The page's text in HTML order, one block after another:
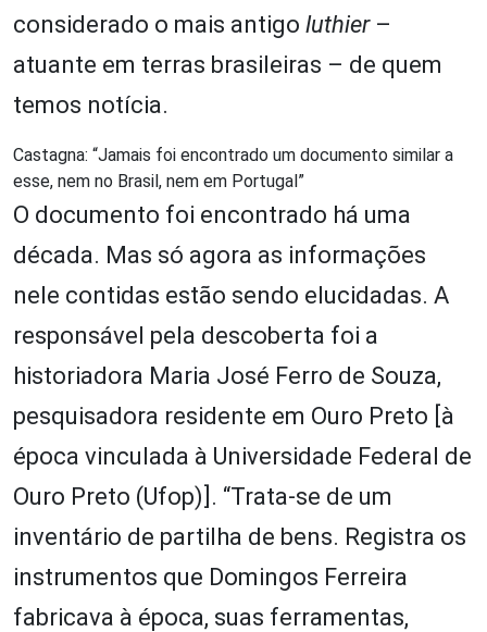
considerado o mais antigo luthier–
atuante em terras brasileiras – de quem
temos notícia.
Castagna: “Jamais foi encontrado um documento similar a
esse, nem no Brasil, nem em Portugal”
O documento foi encontrado há uma
década. Mas só agora as informações
nele contidas estão sendo elucidadas. A
responsável pela descoberta foi a
historiadora Maria José Ferro de Souza,
pesquisadora residente em Ouro Preto [à
época vinculada à Universidade Federal de
Ouro Preto (Ufop)]. “Trata-se de um
inventário de partilha de bens. Registra os
instrumentos que Domingos Ferreira
fabricava à época, suas ferramentas,